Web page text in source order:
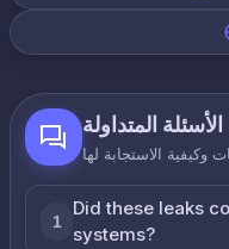
الأسئلة المتداولة
وكيفية الاستجابة لها
1
Did these leaks
systems?